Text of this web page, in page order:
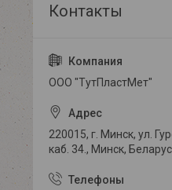
ООО "ТутПластМет"
220015, г. Минск, ул.
каб. 34., Минск,